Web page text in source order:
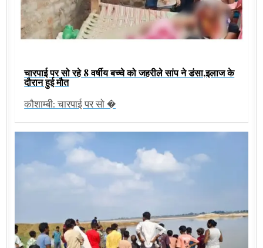
चारपाई पर सो रहे 8 वर्षीय बच्चे को जहरीले सांप ने डंसा,इलाज के
दौरान हुई मौत
कौशाम्बी: चारपाई पर सो �